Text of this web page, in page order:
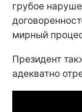
грубое
мирный
Президент
адекватно